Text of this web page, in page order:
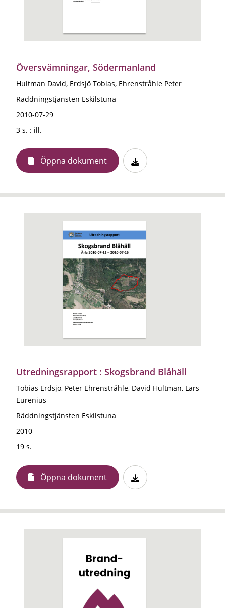
Översvämningar, Södermanland
Hultman David, Erdsjö Tobias, Ehrenstråhle Peter
Räddningstjänsten Eskilstuna
2010-07-29
3 s. : ill.
Öppna dokument
Utredningsrapport : Skogsbrand Blåhäll
Tobias Erdsjö, Peter Ehrenstråhle, David Hultman, Lars
Eurenius
Räddningstjänsten Eskilstuna
2010
19 s.
Öppna dokument